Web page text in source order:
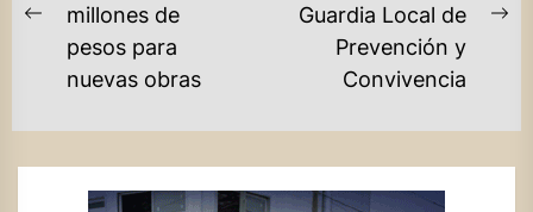
ENTRADAS
Previous
post:
millones de
pesos para
nuevas obras
Guardia Local de
Prevención y
Convivencia